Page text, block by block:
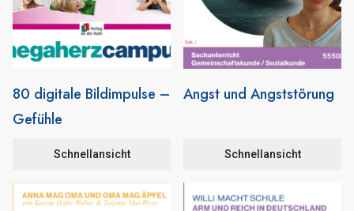
80 digitale Bildimpulse –
Gefühle
Schnellansicht
Angst und Angststörung
Schnellansicht